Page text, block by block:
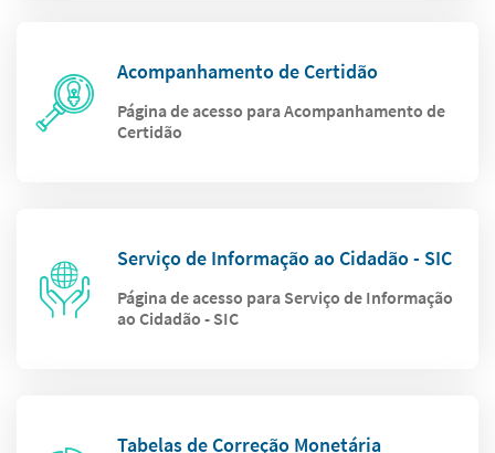
Acompanhamento de Certidão
Página de acesso para Acompanhamento de
Certidão
Serviço de Informação ao Cidadão - SIC
Página de acesso para Serviço de Informação
ao Cidadão - SIC
Tabelas de Correção Monetária